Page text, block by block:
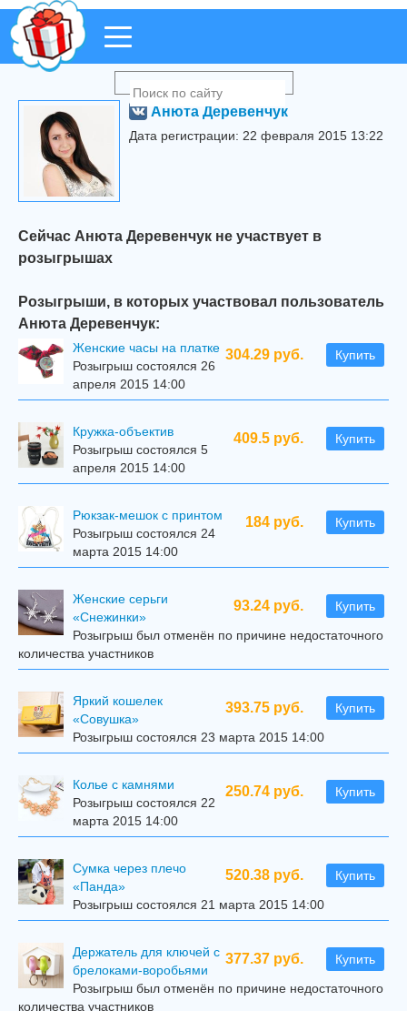
Анюта Деревенчук
Дата регистрации: 22 февраля 2015 13:22
Сейчас Анюта Деревенчук не участвует в
розыгрышах
Розыгрыши, в которых участвовал пользователь
Анюта Деревенчук:
304.29 руб. Купить
Женские часы на платке
Розыгрыш состоялся 26
апреля 2015 14:00
409.5 руб. Купить
Кружка-объектив
Розыгрыш состоялся 5
апреля 2015 14:00
184 руб. Купить
Рюкзак-мешок с принтом
Розыгрыш состоялся 24
марта 2015 14:00
93.24 руб. Купить
Женские серьги
«Снежинки»
Розыгрыш был отменён по причине недостаточного
количества участников
393.75 руб. Купить
Яркий кошелек
«Совушка»
Розыгрыш состоялся 23 марта 2015 14:00
250.74 руб. Купить
Колье с камнями
Розыгрыш состоялся 22
марта 2015 14:00
520.38 руб. Купить
Сумка через плечо
«Панда»
Розыгрыш состоялся 21 марта 2015 14:00
377.37 руб. Купить
Держатель для ключей с
брелоками-воробьями
Розыгрыш был отменён по причине недостаточного
количества участников